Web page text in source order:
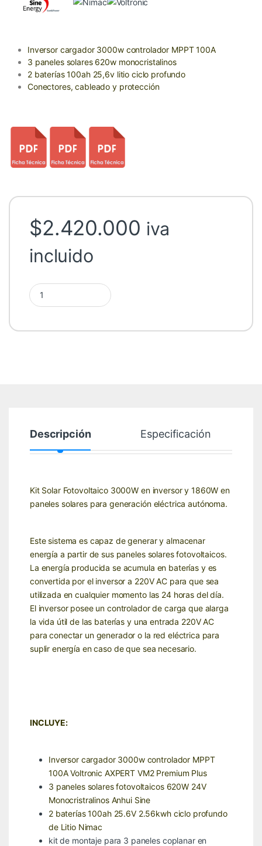
Inversor cargador 3000w controlador MPPT 100A
3 paneles solares 620w monocristalinos
2 baterías 100ah 25,6v litio ciclo profundo
Conectores, cableado y protección
$2.420.000 iva
incluido
Kit Solar 3000w Base Voltronic MPPT Litio quantity
Descripción Especificación
Kit Solar Fotovoltaico 3000W en inversor y 1860W en
paneles solares para generación eléctrica autónoma.
Este sistema es capaz de generar y almacenar
energía a partir de sus paneles solares fotovoltaicos.
La energía producida se acumula en baterías y es
convertida por el inversor a 220V AC para que sea
utilizada en cualquier momento las 24 horas del día.
El inversor posee un controlador de carga que alarga
la vida útil de las baterías y una entrada 220V AC
para conectar un generador o la red eléctrica para
suplir energía en caso de que sea necesario.
INCLUYE:
Inversor cargador 3000w controlador MPPT
100A Voltronic AXPERT VM2 Premium Plus
3 paneles solares fotovoltaicos 620W 24V
Monocristralinos Anhui Sine
2 baterías 100ah 25.6V 2.56kwh ciclo profundo
de Litio Nimac
kit de montaje para 3 paneles coplanar en